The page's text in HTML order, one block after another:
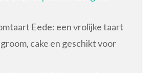
Eede: een vrolijke taart
cake en geschikt voor